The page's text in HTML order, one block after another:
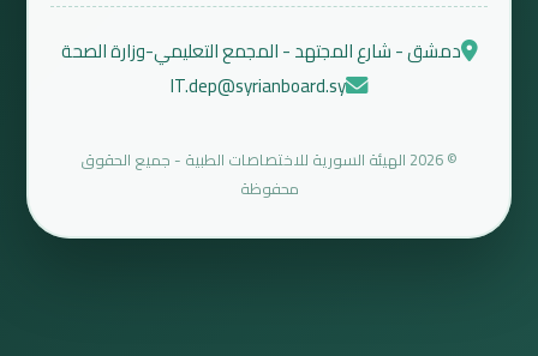
دمشق - شارع المجتهد - المجمع التعليمي-وزارة الصحة
IT.dep@syrianboard.sy
© 2026 الهيئة السورية للاختصاصات الطبية - جميع الحقوق
محفوظة